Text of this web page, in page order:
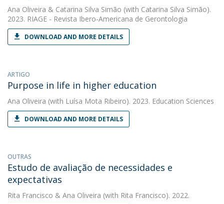
Ana Oliveira & Catarina Silva Simão (with Catarina Silva Simão).
2023. RIAGE - Revista Ibero-Americana de Gerontologia
DOWNLOAD AND MORE DETAILS
ARTIGO
Purpose in life in higher education
Ana Oliveira (with Luísa Mota Ribeiro). 2023. Education Sciences
DOWNLOAD AND MORE DETAILS
OUTRAS
Estudo de avaliação de necessidades e
expectativas
Rita Francisco & Ana Oliveira (with Rita Francisco). 2022.